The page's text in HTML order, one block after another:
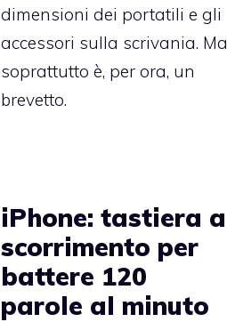
dimensioni dei portatili e gli
accessori sulla scrivania. Ma
soprattutto è, per ora, un
brevetto.
iPhone: tastiera a
scorrimento per
battere 120
parole al minuto